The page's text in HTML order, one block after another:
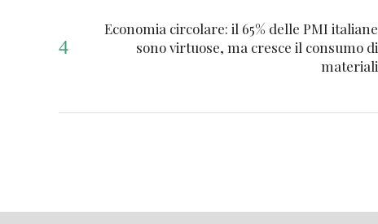
Economia circolare: il 65% delle PMI italiane
sono virtuose, ma cresce il consumo di
materiali